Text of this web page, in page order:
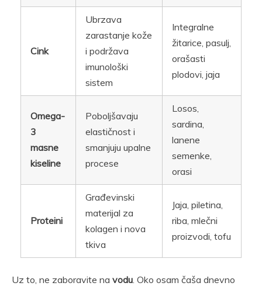
Cink
Ubrzava
zarastanje kože
i podržava
imunološki
sistem
Integralne
žitarice, pasulj,
orašasti
plodovi, jaja
Omega-
3
masne
kiseline
Poboljšavaju
elastičnost i
smanjuju upalne
procese
Losos,
sardina,
lanene
semenke,
orasi
Proteini
Građevinski
materijal za
kolagen i nova
tkiva
Jaja, piletina,
riba, mlečni
proizvodi, tofu
Uz to, ne zaboravite na vodu . Oko osam čaša dnevno